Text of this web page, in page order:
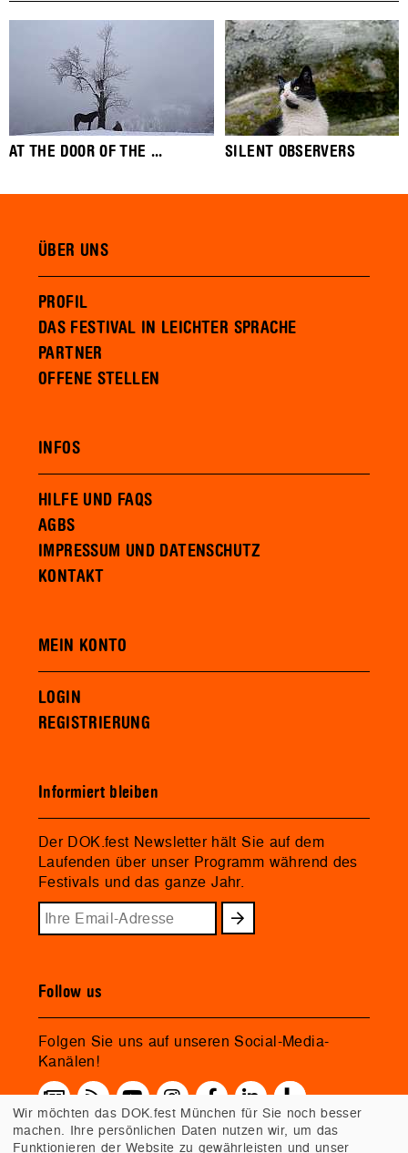
AT THE DOOR OF THE ... SILENT OBSERVERS
ÜBER UNS
PROFIL
DAS FESTIVAL IN LEICHTER SPRACHE
PARTNER
OFFENE STELLEN
INFOS
HILFE UND FAQS
AGBS
IMPRESSUM UND DATENSCHUTZ
KONTAKT
MEIN KONTO
LOGIN
REGISTRIERUNG
Informiert bleiben
Der DOK.fest Newsletter hält Sie auf dem
Laufenden über unser Programm während des
Festivals und das ganze Jahr.
Follow us
Folgen Sie uns auf unseren Social-Media-
Kanälen!
Wir möchten das DOK.fest München für Sie noch besser
machen. Ihre persönlichen Daten nutzen wir, um das
Funktionieren der Website zu gewährleisten und unser